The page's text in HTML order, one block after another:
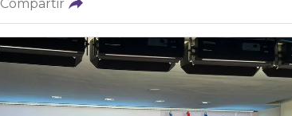
Compartir